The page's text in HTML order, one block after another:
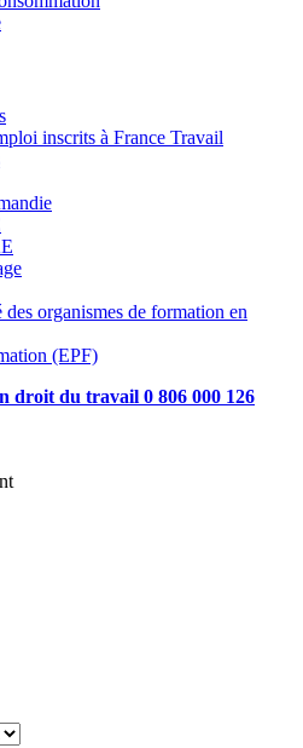
inscrits à France Travail
organismes de formation en
(EPF)
droit du travail 0 806 000 126